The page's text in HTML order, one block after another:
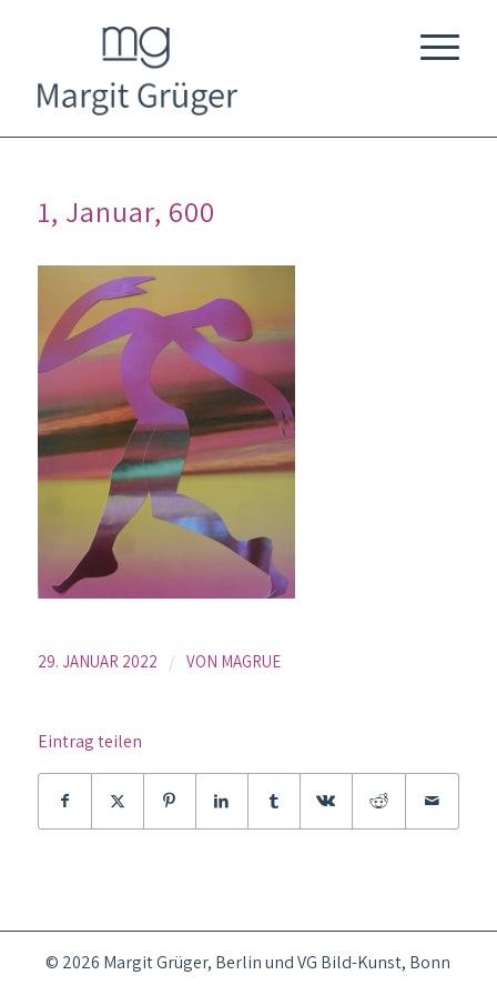
1, Januar, 600
29. JANUAR 2022 / VON MAGRUE
Eintrag teilen
© 2026 Margit Grüger, Berlin und VG Bild-Kunst, Bonn